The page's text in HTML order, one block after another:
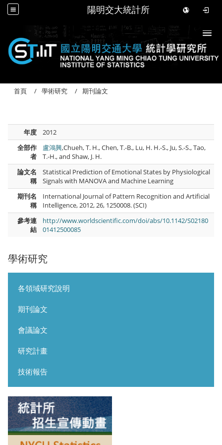
陽明交大統計所
學術研究
各領域研究說明
期刊論文
會議論文
研究計畫
技術報告
首頁 學術研究 期刊論文
年度
2012
全部作
者
盧鴻興,Chueh, T. H., Chen, T.-B., Lu, H. H.-S., Ju, S.-S., Tao,
T.-H., and Shaw, J. H.
論文名
稱
Statistical Prediction of Emotional States by Physiological
Signals with MANOVA and Machine Learning
期刊名
稱
International Journal of Pattern Recognition and Artificial
Intelligence, 2012, 26, 1250008. (SCI)
參考連
結
http://www.worldscientific.com/doi/abs/10.1142/S02180
01412500085